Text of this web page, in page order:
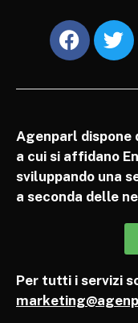
Agenparl
a cui si affidano
sviluppando una
a seconda delle
Per tutti i servizi